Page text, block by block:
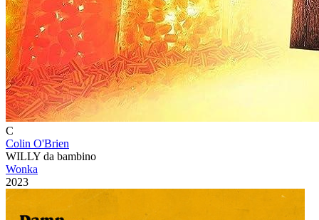
C
Colin O'Brien
WILLY da bambino
Wonka
2023